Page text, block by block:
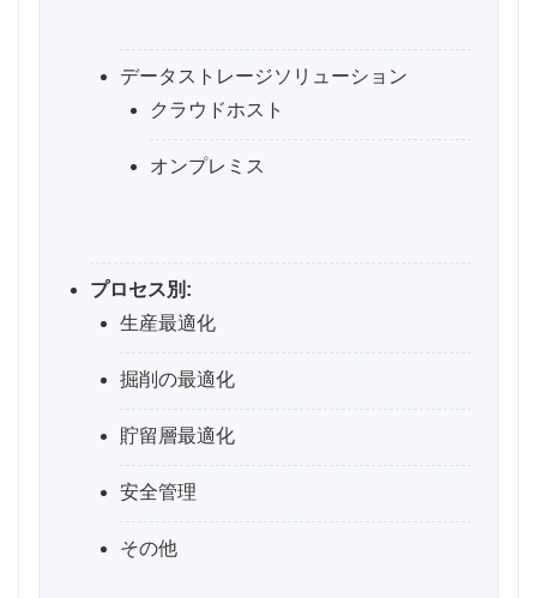
データストレージソリューション
クラウドホスト
オンプレミス
プロセス別:
生産最適化
掘削の最適化
貯留層最適化
安全管理
その他